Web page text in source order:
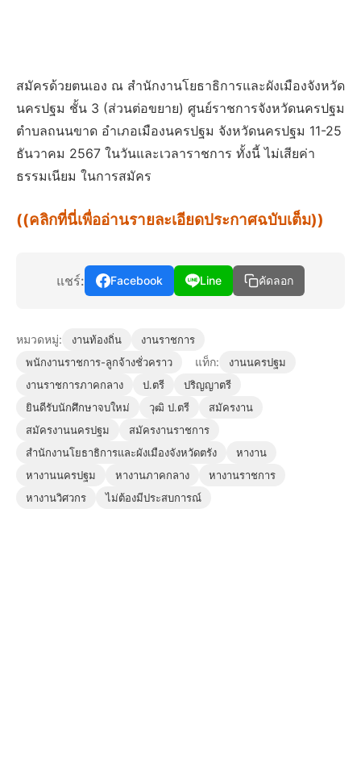
สมัครด้วยตนเอง ณ สำนักงานโยธาธิการและผังเมืองจังหวัด
นครปฐม ชั้น 3 (ส่วนต่อขยาย) ศูนย์ราชการจังหวัดนครปฐม
ตำบลถนนขาด อำเภอเมืองนครปฐม จังหวัดนครปฐม 11-25
ธันวาคม 2567 ในวันและเวลาราชการ ทั้งนี้ ไม่เสียค่า
ธรรมเนียม ในการสมัคร
((คลิกที่นี่เพื่ออ่านรายละเอียดประกาศฉบับเต็ม))
แชร์: Facebook Line คัดลอก
หมวดหมู่: งานท้องถิ่น
งานราชการ
พนักงานราชการ-ลูกจ้างชั่วคราว
แท็ก:
งานนครปฐม
งานราชการภาคกลาง
ป.ตรี
ปริญญาตรี
ยินดีรับนักศึกษาจบใหม่
วุฒิ ป.ตรี
สมัครงาน
สมัครงานนครปฐม
สมัครงานราชการ
สำนักงานโยธาธิการและผังเมืองจังหวัดตรัง
หางาน
หางานนครปฐม
หางานภาคกลาง
หางานราชการ
หางานวิศวกร
ไม่ต้องมีประสบการณ์